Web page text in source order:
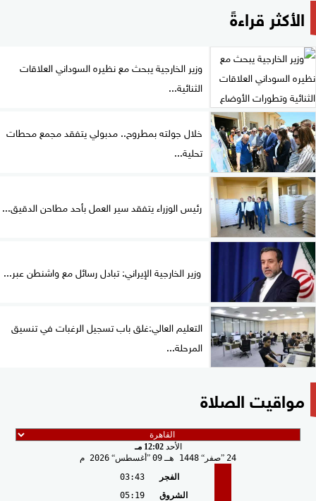
الأكثر قراءةً
وزير الخارجية يبحث مع نظيره السوداني العلاقات
الثنائية...
خلال جولته بمطروح.. مدبولي يتفقد مجمع محطات
تحلية...
رئيس الوزراء يتفقد سير العمل بأحد مطاحن الدقيق...
وزير الخارجية الإيراني: تبادل رسائل مع واشنطن عبر...
التعليم العالي:غلق باب تسجيل الرغبات في تنسيق
المرحلة...
مواقيت الصلاة
الأحد12:02 مـ
24 صفر 1448 هـ 09 أغسطس 2026 م
الفجر
03:43
الشروق
05:19